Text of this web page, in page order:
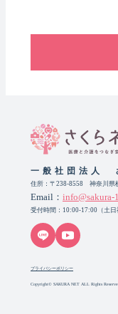
一般社団法人
住所：〒238-8558 神奈川県
Email： info@sakura-
受付時間：10:00-17:00（土日
プライバシーポリシー
Copyright© SAKURA NET ALL Rights